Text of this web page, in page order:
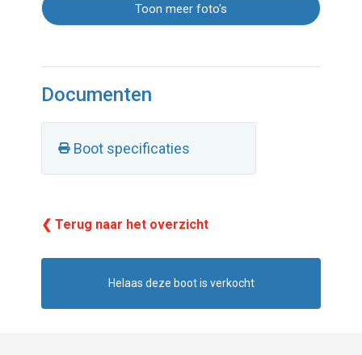
Toon meer foto's
Documenten
Boot specificaties
❮ Terug naar het overzicht
Helaas deze boot is verkocht